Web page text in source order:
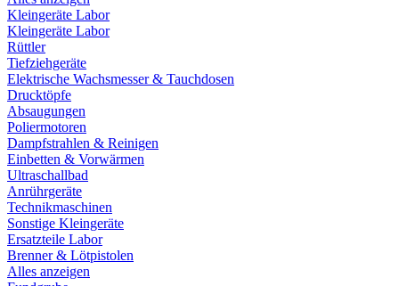
Kleingeräte Labor
Kleingeräte Labor
Rüttler
Tiefziehgeräte
Elektrische Wachsmesser & Tauchdosen
Drucktöpfe
Absaugungen
Poliermotoren
Dampfstrahlen & Reinigen
Einbetten & Vorwärmen
Ultraschallbad
Anrührgeräte
Technikmaschinen
Sonstige Kleingeräte
Ersatzteile Labor
Brenner & Lötpistolen
Alles anzeigen